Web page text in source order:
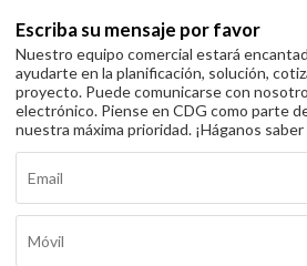
Escriba su mensaje por favor
Nuestro equipo comercial estará
ayudarte en la planificación, solución,
proyecto. Puede comunicarse con
electrónico. Piense en CDG como parte
nuestra máxima prioridad. ¡Háganos